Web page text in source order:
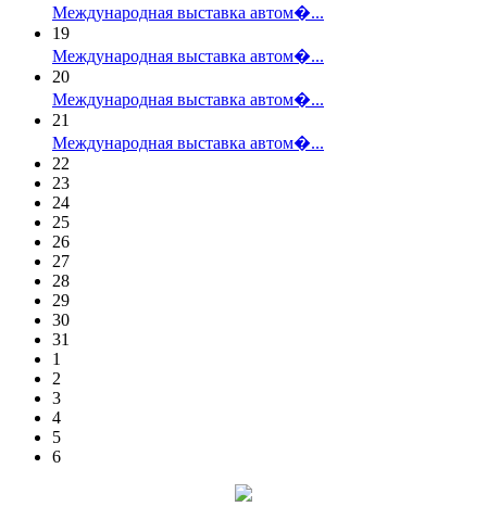
Международная выставка автом�...
19
Международная выставка автом�...
20
Международная выставка автом�...
21
Международная выставка автом�...
22
23
24
25
26
27
28
29
30
31
1
2
3
4
5
6